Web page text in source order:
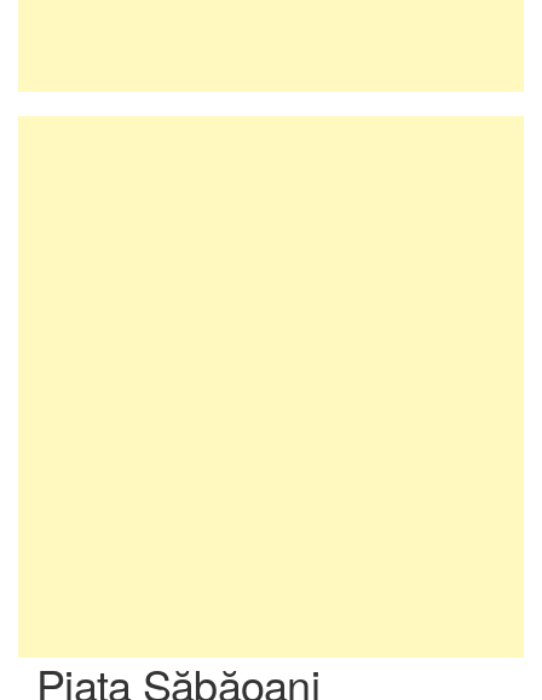
Piaţa Săbăoani